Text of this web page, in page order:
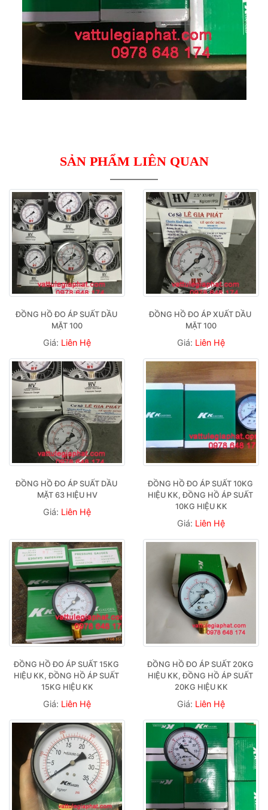
SẢN PHẨM LIÊN QUAN
ĐỒNG HỒ ĐO ÁP SUẤT DẦU
MẶT 100
Giá: Liên Hệ
ĐỒNG HỒ ĐO ÁP XUẤT DẦU
MẶT 100
Giá: Liên Hệ
ĐỒNG HỒ ĐO ÁP SUẤT DẦU
MẶT 63 HIỆU HV
Giá: Liên Hệ
ĐỒNG HỒ ĐO ÁP SUẤT 10KG
HIỆU KK, ĐỒNG HỒ ÁP SUẤT
10KG HIỆU KK
Giá: Liên Hệ
ĐỒNG HỒ ĐO ÁP SUẤT 15KG
HIỆU KK, ĐỒNG HỒ ÁP SUẤT
15KG HIỆU KK
Giá: Liên Hệ
ĐỒNG HỒ ĐO ÁP SUẤT 20KG
HIỆU KK, ĐỒNG HỒ ÁP SUẤT
20KG HIỆU KK
Giá: Liên Hệ